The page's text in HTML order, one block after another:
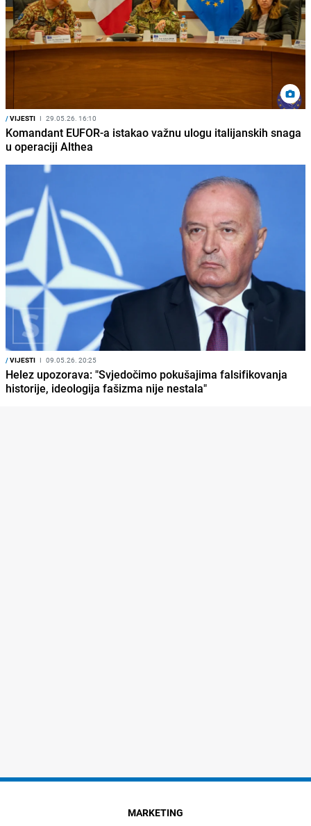
/VIJESTI I 29.05.26. 16:10
Komandant EUFOR-a istakao važnu ulogu italijanskih snaga
u operaciji Althea
/VIJESTI I 09.05.26. 20:25
Helez upozorava: "Svjedočimo pokušajima falsifikovanja
historije, ideologija fašizma nije nestala"
MARKETING